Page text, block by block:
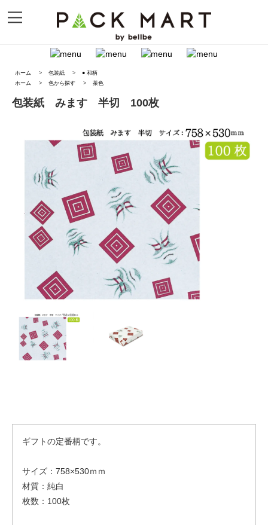
ホーム > 包装紙 >
● 和柄
ホーム
> 色から探す > 茶色
包装紙 みます 半切 100枚
ギフトの定番柄です。
サイズ：758×530ｍｍ
材質：純白
枚数：100枚